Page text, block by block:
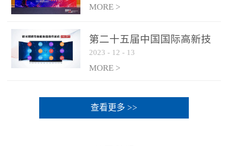
网通荣获区域营销优质伙伴
MORE >
第二十五届中国国际高新技
术成果交易会 银河麒麟高级
服务器操作系统荣获 “优秀
2023 - 12 - 13
MORE >
查看更多 >>